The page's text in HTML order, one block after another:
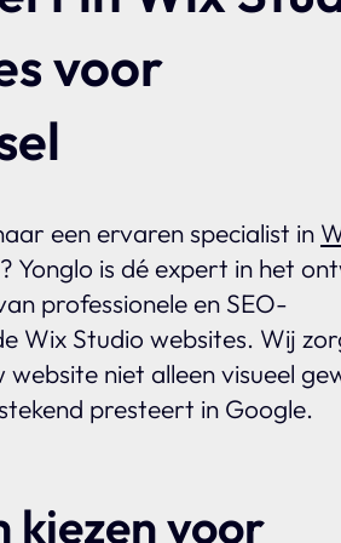
voor
een ervaren specialist in
Yonglo is dé expert in het
professionele en SEO-
Wix Studio websites. Wij
niet alleen visueel
presteert in Google.
kiezen voor